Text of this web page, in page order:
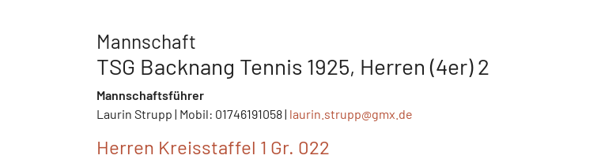
Mannschaft
TSG Backnang Tennis 1925, Herren (4er) 2
Mannschaftsführer
Laurin Strupp | Mobil: 01746191058 | laurin.strupp@gmx.de
Herren Kreisstaffel 1 Gr. 022